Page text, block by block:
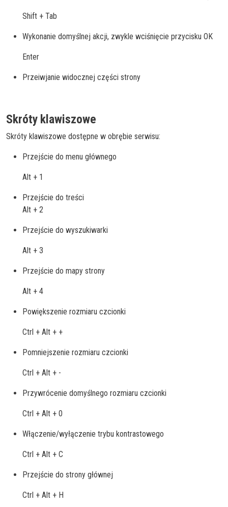
Shift + Tab
Wykonanie domyślnej akcji, zwykle wciśnięcie przycisku OK
Enter
Przeiwjanie widocznej części strony
Skróty klawiszowe
Skróty klawiszowe dostępne w obrębie serwisu:
Przejście do menu głównego
Alt + 1
Przejście do treści
Alt + 2
Przejście do wyszukiwarki
Alt + 3
Przejście do mapy strony
Alt + 4
Powiększenie rozmiaru czcionki
Ctrl + Alt + +
Pomniejszenie rozmiaru czcionki
Ctrl + Alt + -
Przywrócenie domyślnego rozmiaru czcionki
Ctrl + Alt + 0
Włączenie/wyłączenie trybu kontrastowego
Ctrl + Alt + C
Przejście do strony głównej
Ctrl + Alt + H